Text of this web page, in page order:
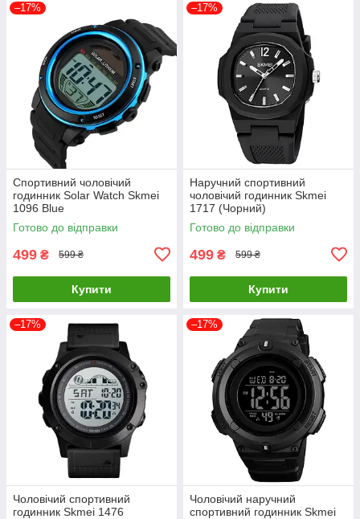
–17%
Спортивний чоловічий
годинник Solar Watch Skmei
1096 Blue
Готово до відправки
499 ₴ 599 ₴
Купити
–17%
Наручний спортивний
чоловічий годинник Skmei
1717 (Чорний)
Готово до відправки
499 ₴ 599 ₴
Купити
–17%
Чоловічий спортивний
годинник Skmei 1476
–17%
Чоловічий наручний
спортивний годинник Skmei